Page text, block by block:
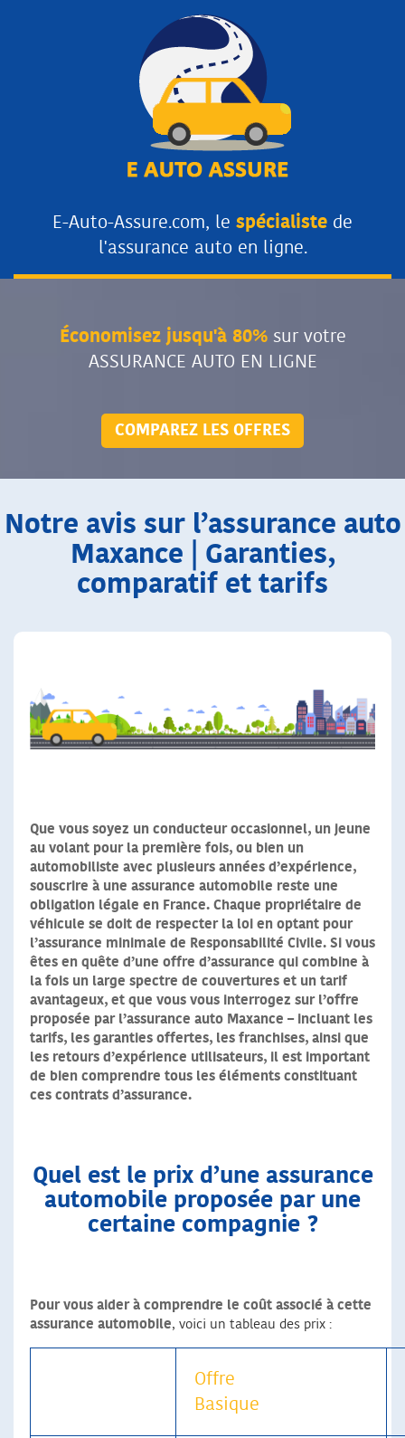
E-Auto-Assure.com, le spécialiste de
l'assurance auto en ligne.
Économisez jusqu'à 80% sur votre
ASSURANCE AUTO EN LIGNE
COMPAREZ LES OFFRES
Notre avis sur l’assurance auto
Maxance | Garanties,
comparatif et tarifs
Que vous soyez un conducteur occasionnel, un jeune
au volant pour la première fois, ou bien un
automobiliste avec plusieurs années d’expérience,
souscrire à une assurance automobile reste une
obligation légale en France. Chaque propriétaire de
véhicule se doit de respecter la loi en optant pour
l’assurance minimale de Responsabilité Civile. Si vous
êtes en quête d’une offre d’assurance qui combine à
la fois un large spectre de couvertures et un tarif
avantageux, et que vous vous interrogez sur l’offre
proposée par l’assurance auto Maxance – incluant les
tarifs, les garanties offertes, les franchises, ainsi que
les retours d’expérience utilisateurs, il est important
de bien comprendre tous les éléments constituant
ces contrats d’assurance.
Quel est le prix d’une assurance
automobile proposée par une
certaine compagnie ?
Pour vous aider à comprendre le coût associé à cette
assurance automobile, voici un tableau des prix :
Offre
Basique